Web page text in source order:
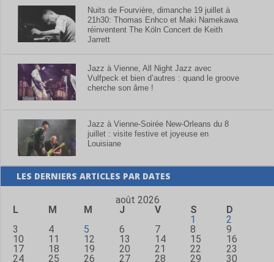
Nuits de Fourvière, dimanche 19 juillet à
21h30: Thomas Enhco et Maki Namekawa
réinventent The Köln Concert de Keith
Jarrett
Jazz à Vienne, All Night Jazz avec
Vulfpeck et bien d’autres : quand le groove
cherche son âme !
Jazz à Vienne-Soirée New-Orleans du 8
juillet : visite festive et joyeuse en
Louisiane
LES DERNIERS ARTICLES PAR DATES
août 2026
L
M M J V S
D
1
2
3
4 5 6 7 8
9
10
11 12 13 14 15
16
17
18 19 20 21 22
23
24
25 26 27 28 29 30